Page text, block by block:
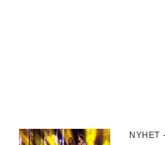
NYHET